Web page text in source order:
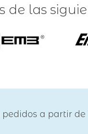
de las
a partir de